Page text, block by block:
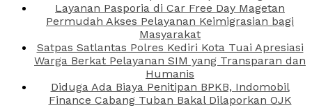
Layanan Pasporia di Car Free Day Magetan
Permudah Akses Pelayanan Keimigrasian bagi
Masyarakat
Satpas Satlantas Polres Kediri Kota Tuai Apresiasi
Warga Berkat Pelayanan SIM yang Transparan dan
Humanis
Diduga Ada Biaya Penitipan BPKB, Indomobil
Finance Cabang Tuban Bakal Dilaporkan OJK